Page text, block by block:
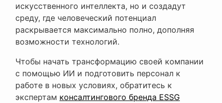
искусственного интеллекта, но и создадут
среду, где человеческий потенциал
раскрывается максимально полно, дополняя
возможности технологий.
Чтобы начать трансформацию своей компании
с помощью ИИ и подготовить персонал к
работе в новых условиях, обратитесь к
экспертам консалтингового бренда ESSG